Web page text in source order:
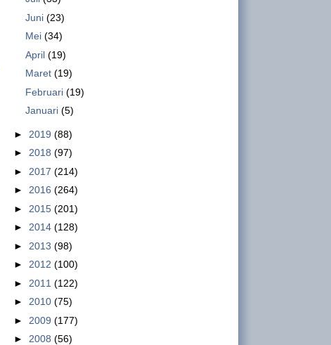
at a Nik...
INFO GSBI-Kota Tangerang.
Dalam pertemuan Buruh, Pimpinan SBGTS-GSBI
Dewan Jaminan Sosial ...
Ini Hasil Pertemuan Buruh PT.
Sulindafin Kota Tangerang dengan
DJSN
INFO GSBI-Jakarta. Rabu, 19
Februari 2020 bertempat di ruang pertemuan
Kemenko PMK di Jl. Medan Merdeka Barat No. 3,
Jakarta Pusat, di...
Kehadiran Ketua Umum KSPSI
Juni (23)
Mei (34)
April (19)
Maret (19)
Februari (19)
Januari (5)
► 2019 (88)
► 2018 (97)
► 2017 (214)
► 2016 (264)
► 2015 (201)
► 2014 (128)
► 2013 (98)
► 2012 (100)
► 2011 (122)
► 2010 (75)
► 2009 (177)
► 2008 (56)